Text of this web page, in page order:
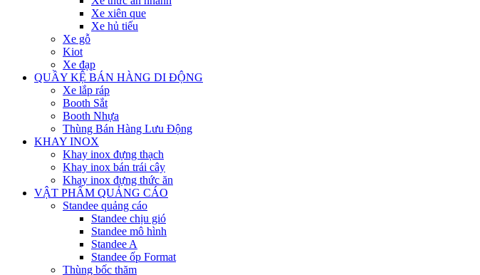
Xe xiên que
Xe hủ tiếu
Xe gỗ
Kiot
Xe đạp
QUẦY KỆ BÁN HÀNG DI ĐỘNG
Xe lắp ráp
Booth Sắt
Booth Nhựa
Thùng Bán Hàng Lưu Động
KHAY INOX
Khay inox đựng thạch
Khay inox bán trái cây
Khay inox đựng thức ăn
VẬT PHẨM QUẢNG CÁO
Standee quảng cáo
Standee chịu gió
Standee mô hình
Standee A
Standee ốp Format
Thùng bốc thăm